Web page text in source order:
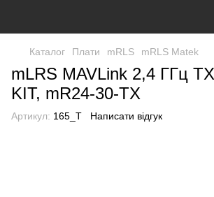
Каталог Плати mRLS mRLS Matek
mLRS MAVLink 2,4 ГГц
KIT, mR24-30-TX
Артикул: 165_T Написати відгук